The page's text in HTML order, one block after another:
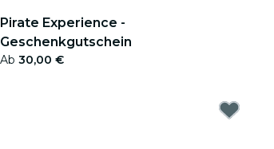
Pirate Experience -
Geschenkgutschein
Ab 30,00 €